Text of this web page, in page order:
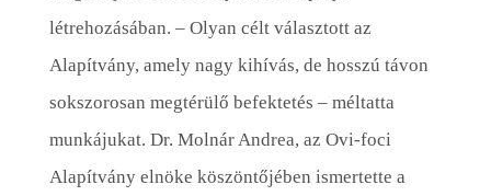
létrehozásában. – Olyan célt választott az
Alapítvány, amely nagy kihívás, de hosszú távon
sokszorosan megtérülő befektetés – méltatta
munkájukat. Dr. Molnár Andrea, az Ovi-foci
Alapítvány elnöke köszöntőjében ismertette a